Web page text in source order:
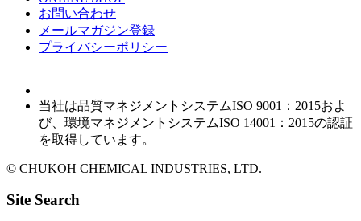
お問い合わせ
メールマガジン登録
プライバシーポリシー
当社は品質マネジメントシステムISO 9001：2015およ
び、環境マネジメントシステムISO 14001：2015の認証
を取得しています。
© CHUKOH CHEMICAL INDUSTRIES, LTD.
Site Search